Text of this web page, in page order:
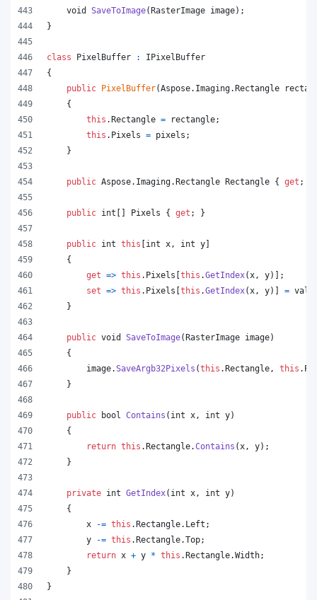
void SaveToImage(RasterImage image) ;
}
class PixelBuffer :
IPixelBuffer
{
public PixelBuffer(Aspose. Imaging.Rectangle
{
this .Rectangle = rectangle;
this . Pixels = pixels ;
}
public Aspose. Imaging.Rectangle Rectangle { get ;
public int [ ] Pixels { get ; }
public int this [int x , int y]
{
get => this . Pixels [this .GetIndex( x , y) ] ;
set => this . Pixels [this .GetIndex( x , y) ] =
}
public void SaveToImage(RasterImage image)
{
image.SaveArgb32Pixels (this .Rectangle , this .
}
public bool Contains ( int x , int y)
{
return this .Rectangle.Contains ( x , y) ;
}
private int GetIndex( int x , int y)
{
x
-= this .Rectangle. Left ;
y
-= this .Rectangle.Top;
return x + y * this .Rectangle.Width;
}
}